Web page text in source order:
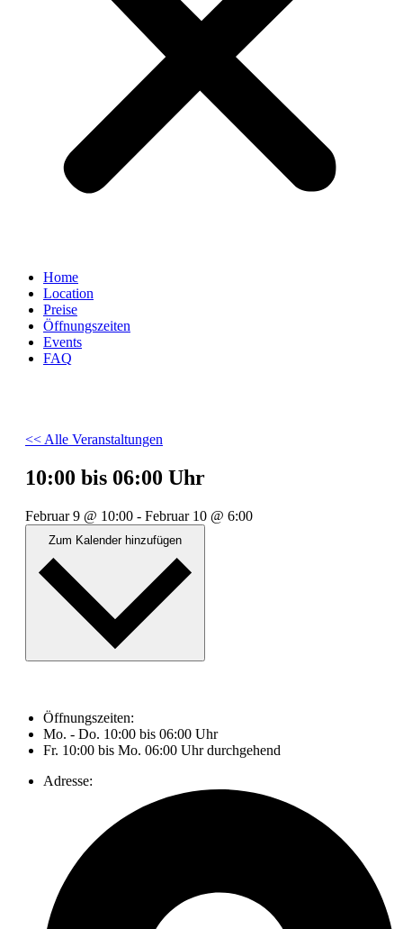
Home
Location
Preise
Öffnungszeiten
Events
FAQ
<< Alle Veranstaltungen
10:00 bis 06:00 Uhr
Februar 9 @ 10:00 - Februar 10 @ 6:00
Öffnungszeiten:
Mo. - Do. 10:00 bis 06:00 Uhr
Fr. 10:00 bis Mo. 06:00 Uhr durchgehend
Adresse: